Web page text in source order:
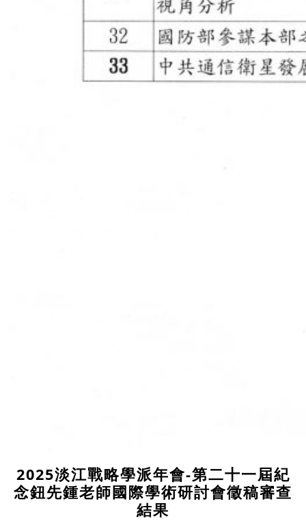
2025淡江戰略學派年會-第二十一屆紀
念鈕先鍾老師國際學術研討會徵稿審查
結果